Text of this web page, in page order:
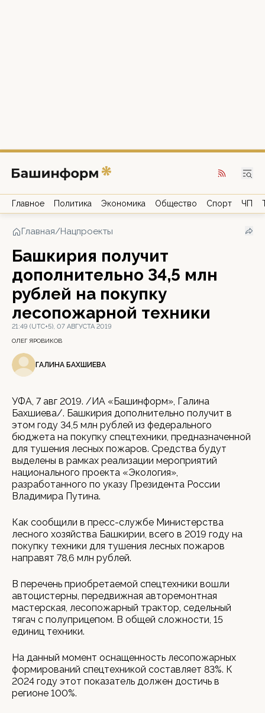
Главное Политика Экономика Общество Спорт ЧП
Главная/Нацпроекты
Башкирия получит
дополнительно 34,5 млн
рублей на покупку
лесопожарной техники
21:49 (UTC+5), 07 АВГУСТА 2019
ОЛЕГ ЯРОВИКОВ
ГАЛИНА БАХШИЕВА
УФА, 7 авг 2019. /ИА «Башинформ», Галина
Бахшиева/. Башкирия дополнительно получит в
этом году 34,5 млн рублей из федерального
бюджета на покупку спецтехники, предназначенной
для тушения лесных пожаров. Средства будут
выделены в рамках реализации мероприятий
национального проекта «Экология»,
разработанного по указу Президента России
Владимира Путина.
Как сообщили в пресс-службе Министерства
лесного хозяйства Башкирии, всего в 2019 году на
покупку техники для тушения лесных пожаров
направят 78,6 млн рублей.
В перечень приобретаемой спецтехники вошли
автоцистерны, передвижная авторемонтная
мастерская, лесопожарный трактор, седельный
тягач с полуприцепом. В общей сложности, 15
единиц техники.
На данный момент оснащенность лесопожарных
формирований спецтехникой составляет 83%. К
2024 году этот показатель должен достичь в
регионе 100%.